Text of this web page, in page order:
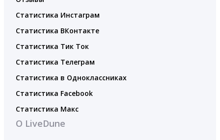
Статистика Инстаграм
Статистика ВКонтакте
Статистика Тик Ток
Статистика Телеграм
Статистика в Одноклассниках
Статистика Facebook
Статистика Макс
О LiveDune